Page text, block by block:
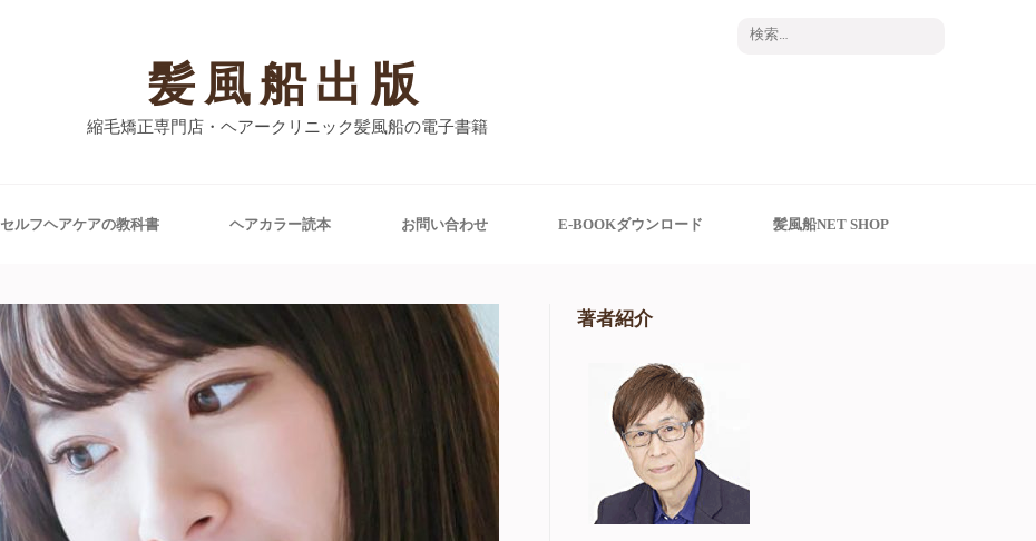
髪風船出版
縮毛矯正専門店・ヘアークリニック髪風船の電子書籍
セルフヘアケアの教科書 ヘアカラー読本 お問い合わせ E-BOOKダウンロード 髪風船NET SHOP
著者紹介